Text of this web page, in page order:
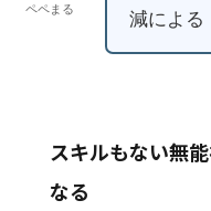
ペペまる
減による
スキルもない無
なる